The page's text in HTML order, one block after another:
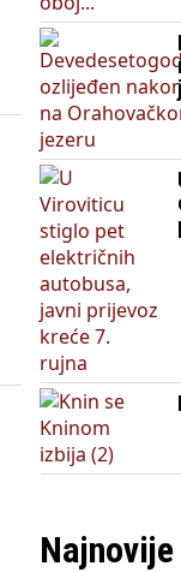
Najnovije